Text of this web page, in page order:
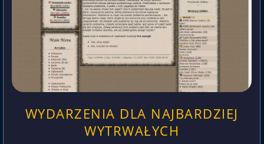
WYDARZENIA DLA NAJBARDZIEJ
WYTRWAŁYCH